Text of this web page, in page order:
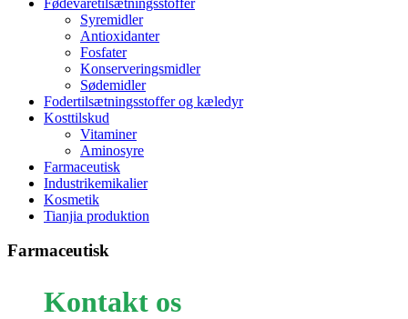
Syremidler
Antioxidanter
Fosfater
Konserveringsmidler
Sødemidler
Fodertilsætningsstoffer og kæledyr
Kosttilskud
Vitaminer
Aminosyre
Farmaceutisk
Industrikemikalier
Kosmetik
Tianjia produktion
Farmaceutisk
Kontakt os